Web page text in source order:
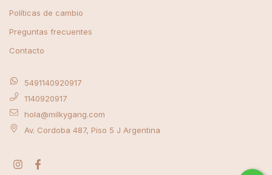
Políticas de cambio
Preguntas frecuentes
Contacto
5491140920917
1140920917
hola@milkygang.com
Av. Cordoba 487, Piso 5 J Argentina